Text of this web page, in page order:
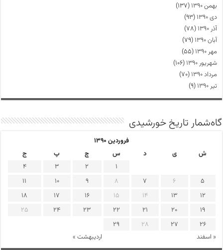
بهمن ۱۳۹۰
(۱۳۷)
دی ۱۳۹۰
(۹۳)
آذر ۱۳۹۰
(۷۸)
آبان ۱۳۹۰
(۷۹)
مهر ۱۳۹۰
(۵۵)
شهریور ۱۳۹۰
(۱۰۶)
مرداد ۱۳۹۰
(۷۰)
تیر ۱۳۹۰
(۹)
گاه‌شمار تاریخ خورشیدی
فروردین ۱۳۹۰
ش
ی د س چ پ ج
« اسفند اردیبهشت »
1
2
3
4
5
6
7
8
9
10
11
12
13
14
15
16
17
18
19
20
21
22
23
24
25
26
27
28
29